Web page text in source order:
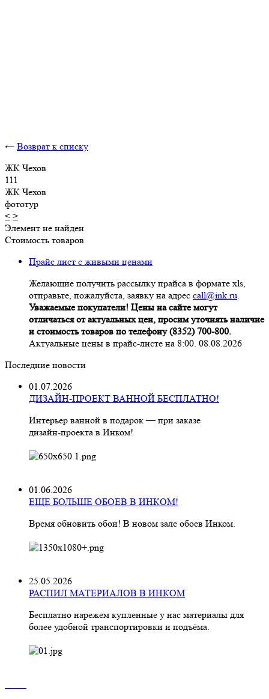
← Возврат к списку
ЖК Чехов
111
ЖК Чехов
фототур
< >
Элемент не найден
Стоимость товаров
Прайс лист с живыми ценами
Желающие получить рассылку прайса в формате xls,
отправьте, пожалуйста, заявку на адрес call@ink.ru.
Уважаемые покупатели! Цены на сайте могут
отличаться от актуальных цен, просим уточнять наличие
и стоимость товаров по телефону (8352) 700-800.
Актуальные цены в прайс-листе на 8:00. 08.08.2026
Последние новости
01.07.2026
ДИЗАЙН-ПРОЕКТ ВАННОЙ БЕСПЛАТНО!
Интерьер ванной в подарок — при заказе
дизайн‑проекта в Инком!
01.06.2026
ЕЩЕ БОЛЬШЕ ОБОЕВ В ИНКОМ!
Время обновить обои! В новом зале обоев Инком.
25.05.2026
РАСПИЛ МАТЕРИАЛОВ В ИНКОМ
Бесплатно нарежем купленные у нас материалы для
более удобной транспортировки и подъёма.